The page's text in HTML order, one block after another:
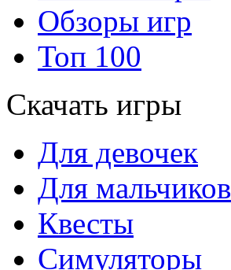
Обзоры игр
Топ 100
Скачать игры
Для девочек
Для мальчиков
Квесты
Симуляторы